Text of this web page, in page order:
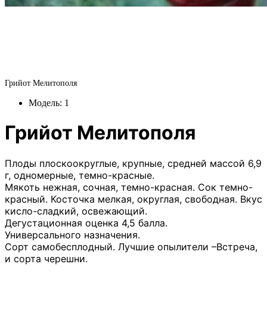
Грийот Мелитополя
Модель: 1
Грийот Мелитополя
Плоды плоскоокруглые, крупные, средней массой 6,9
г, одномерные, темно-красные.
Мякоть нежная, сочная, темно-красная. Сок темно-
красный. Косточка мелкая, округлая, свободная. Вкус
кисло-сладкий, освежающий.
Дегустационная оценка 4,5 балла.
Универсального назначения.
Сорт самобесплодный. Лучшие опылители –Встреча,
и сорта черешни.